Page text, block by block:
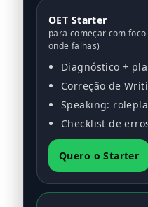
OET Starter
para começar com
onde falhas)
Diagnóstico +
Correção de
Speaking:
Checklist de
Quero o Starter